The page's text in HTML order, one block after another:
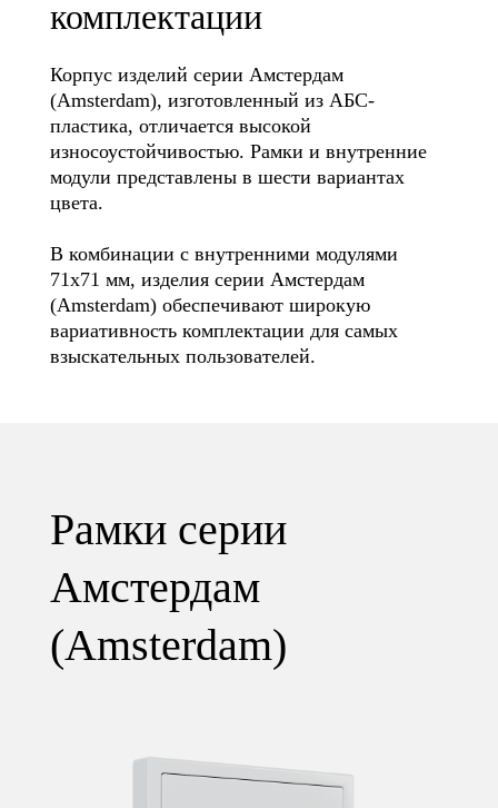
комплектации
Корпус изделий серии Амстердам
(Amsterdam), изготовленный из АБС-
пластика, отличается высокой
износоустойчивостью. Рамки и внутренние
модули представлены в шести вариантах
цвета.
В комбинации с внутренними модулями
71х71 мм, изделия серии Амстердам
(Amsterdam) обеспечивают широкую
вариативность комплектации для самых
взыскательных пользователей.
Рамки серии
Амстердам
(Amsterdam)